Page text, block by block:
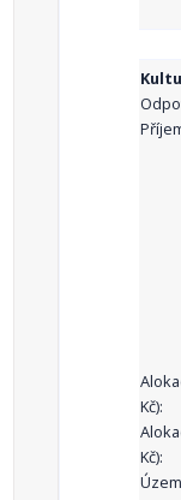
Kč):
Kč):